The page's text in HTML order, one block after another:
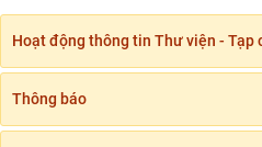
Hoạt động thông tin Thư viện - Tạp
Thông báo